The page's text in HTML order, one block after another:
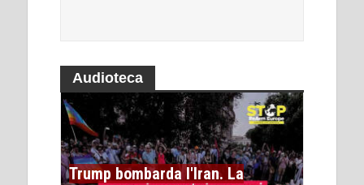
Audioteca
Trump bombarda l'Iran. La